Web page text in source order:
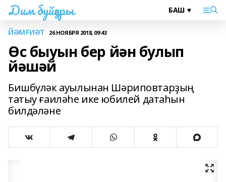
Дим буйҙары
ЙӘМҒИӘТ 26 НОЯБРЯ 2018, 09:43
Өс быуын бер йән булып
йәшәй
Бишбүләк ауылынан Шәриповтарҙың
татыу ғаиләһе ике юбилей датаһын
билдәләне